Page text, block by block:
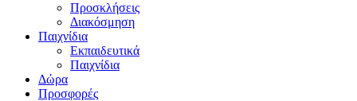
Προσκλήσεις
Διακόσμηση
Παιχνίδια
Εκπαιδευτικά
Παιχνίδια
Δώρα
Προσφορές